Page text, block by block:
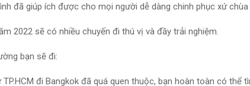
đã giúp ích được cho mọi người dễ dàng chinh phục xứ chùa
2022 sẽ có nhiều chuyến đi thú vị và đầy trải nghiệm.
bạn sẽ đi:
đi Bangkok đã quá quen thuộc, bạn hoàn toàn có thể